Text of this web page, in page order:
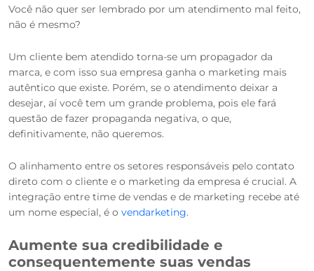
Você não quer ser lembrado por um atendimento mal feito,
não é mesmo?
Um cliente bem atendido torna-se um propagador da
marca, e com isso sua empresa ganha o marketing mais
autêntico que existe. Porém, se o atendimento deixar a
desejar, aí você tem um grande problema, pois ele fará
questão de fazer propaganda negativa, o que,
definitivamente, não queremos.
O alinhamento entre os setores responsáveis pelo contato
direto com o cliente e o marketing da empresa é crucial. A
integração entre time de vendas e de marketing recebe até
um nome especial, é o vendarketing.
Aumente sua credibilidade e
consequentemente suas vendas